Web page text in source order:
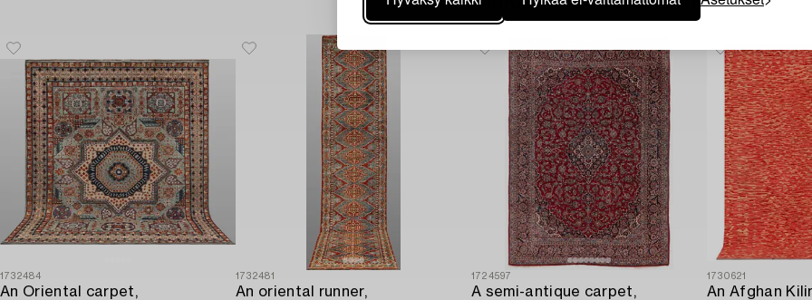
1732484
An Oriental carpet,
1732481
An oriental runner,
1724597
A semi-antique carpet,
1730621
An Afghan